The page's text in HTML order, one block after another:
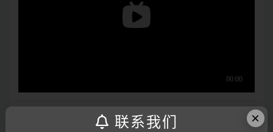
打开视频声音方法：鼠标放在视频中，点击右下角小喇叭
×
联系我们